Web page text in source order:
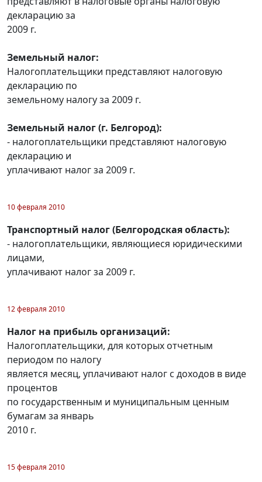
декларацию за
2009 г.
Земельный налог:
Налогоплательщики представляют налоговую
декларацию по
земельному налогу за 2009 г.
Земельный налог (г. Белгород):
- налогоплательщики представляют налоговую
декларацию и
уплачивают налог за 2009 г.
10 февраля 2010
Транспортный налог (Белгородская область):
- налогоплательщики, являющиеся юридическими
лицами,
уплачивают налог за 2009 г.
12 февраля 2010
Налог на прибыль организаций:
Налогоплательщики, для которых отчетным
периодом по налогу
является месяц, уплачивают налог с доходов в виде
процентов
по государственным и муниципальным ценным
бумагам за январь
2010 г.
15 февраля 2010